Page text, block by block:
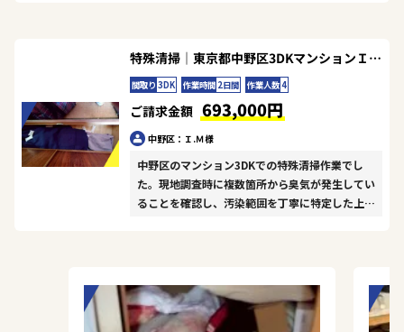
な臭気までしっかり対応することができました。
コンパクトな1DKという限られた空間でしたが、
隅々まで徹底的に行った結果、お客様にご満足い
ただけて何よりです。
特殊清掃｜東京都中野区3DKマンションＩ.Ｍ様の作業事例
間取り 3DK 作業時間 2日間 作業人数4
ご請求金額 693,000円
中野区：Ｉ.Ｍ様
中野区のマンション3DKでの特殊清掃作業でし
た。現地調査時に複数箇所から臭気が発生してい
ることを確認し、汚染範囲を丁寧に特定した上
がいを持って作業に取り組むことができました。
臭気が完全に消え、快適な住空間が戻ったことが